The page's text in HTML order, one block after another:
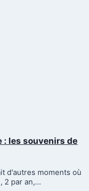
: les souvenirs de
d'autres moments où
2 par an,…